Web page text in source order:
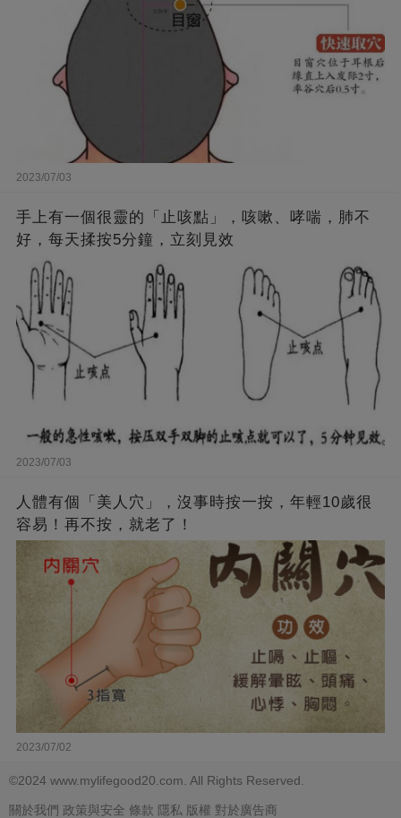
2023/07/03
手上有一個很靈的「止咳點」，咳嗽、哮喘，肺不
好，每天揉按5分鐘，立刻見效
2023/07/03
人體有個「美人穴」，沒事時按一按，年輕10歲很
容易！再不按，就老了！
2023/07/02
©2024 www.mylifegood20.com. All Rights Reserved.
關於我們 政策與安全 條款 隱私 版權 對於廣告商